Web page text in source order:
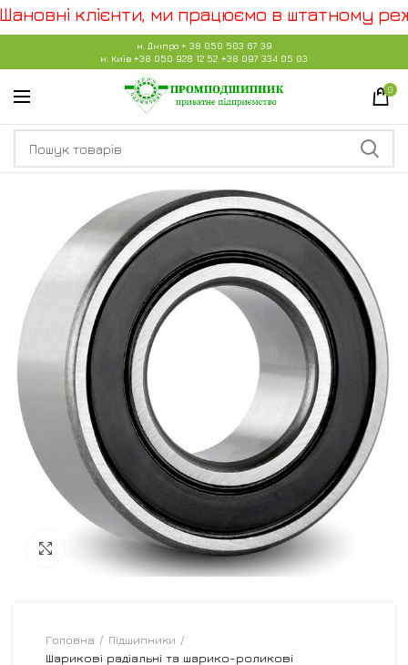
клієнти, ми працюємо в штатному
м. Дніпро + 38 050 503 67 39
м. Київ +38 050 928 12 52 +38 097 334 05 03
0
Головна
Підшипники
Шарикові радіальні та шарико-роликові